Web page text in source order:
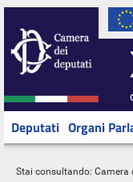
Deputati Organi
Stai consultando: Camera